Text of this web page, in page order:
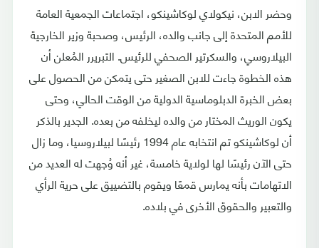
وحضر الابن، نيكولاي لوكاشينكو، اجتماعات الجمعية العامة
للأمم المتحدة إلى جانب والده، الرئيس، وصحبة وزير الخارجية
البيلاروسي، والسكرتير الصحفي للرئيس. التبريرر المُعلن أن
هذه الخطوة جاءت للابن الصغير حتى يتمكن من الحصول على
بعض الخبرة الدبلوماسية الدولية من الوقت الحالي، وحتى
يكون الوريث المختار من والده ليخلفه من بعده. الجدير بالذكر
أن لوكاشينكو تم انتخابه عام 1994 رئيسًا لبيلاروسيا، وما زال
حتى الآن رئيسًا لها لولاية خامسة، غير أنه وُجهت له العديد من
الاتهامات بأنه يمارس قمعًا ويقوم بالتضييق على حرية الرأي
والتعبير والحقوق الأخرى في بلاده.